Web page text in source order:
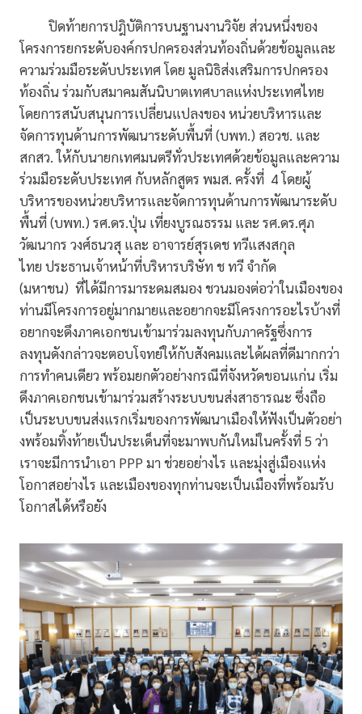
ปิดท้ายการปฎิบัติการบนฐานงานวิจัย ส่วนหนึ่งของ
โครงการยกระดับองค์กรปกครองส่วนท้องถิ่นด้วยข้อมูลและ
ความร่วมมือระดับประเทศ โดย มูลนิธิส่งเสริมการปกครอง
ท้องถิ่น ร่วมกับสมาคมสันนิบาตเทศบาลแห่งประเทศไทย
โดยการสนับสนุนการเปลี่ยนแปลงของ หน่วยบริหารและ
จัดการทุนด้านการพัฒนาระดับพื้นที่ (บพท.) สอวช. และ
สกสว. ให้กับนายกเทศมนตรีทั่วประเทศด้วยข้อมูลและความ
ร่วมมือระดับประเทศ กับหลักสูตร พมส. ครั้งที่ 4 โดยผู้
บริหารของหน่วยบริหารและจัดการทุนด้านการพัฒนาระดับ
พื้นที่ (บพท.) รศ.ดร.ปุ่น เที่ยงบูรณธรรม และ รศ.ดร.ศุภ
วัฒนากร วงศ์ธนวสุ และ อาจารย์สุรเดช ทวีแสงสกุล
ไทย ประธานเจ้าหน้าที่บริหารบริษัท ช ทวี จำกัด
(มหาชน) ที่ได้มีการมาระดมสมอง ชวนมองต่อว่าในเมืองของ
ท่านมีโครงการอยู่มากมายและอยากจะมีโครงการอะไรบ้างที่
อยากจะดึงภาคเอกชนเข้ามาร่วมลงทุนกับภาครัฐซึ่งการ
ลงทุนดังกล่าวจะตอบโจทย์ให้กับสังคมและได้ผลที่ดีมากกว่า
การทำคนเดียว พร้อมยกตัวอย่างกรณีที่จังหวัดขอนแก่น เริ่ม
ดึงภาคเอกชนเข้ามาร่วมสร้างระบบขนส่งสาธารณะ ซึ่งถือ
เป็นระบบขนส่งแรกเริ่มของการพัฒนาเมืองให้ฟังเป็นตัวอย่า
งพร้อมทิ้งท้ายเป็นประเด็นที่จะมาพบกันใหม่ในครั้งที่ 5 ว่า
เราจะมีการนำเอา PPP มา ช่วยอย่างไร และมุ่งสู่เมืองแห่ง
โอกาสอย่างไร และเมืองของทุกท่านจะเป็นเมืองที่พร้อมรับ
โอกาสได้หรือยัง